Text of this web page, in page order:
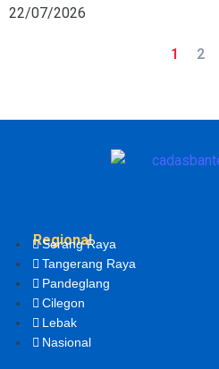
22/07/2026
1 2
Regional
Serang Raya
Tangerang Raya
Pandeglang
Cilegon
Lebak
Nasional